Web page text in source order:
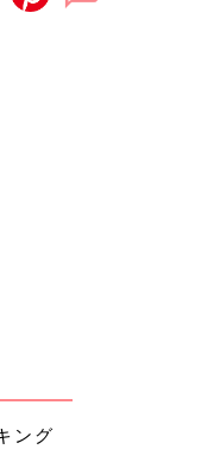
ング